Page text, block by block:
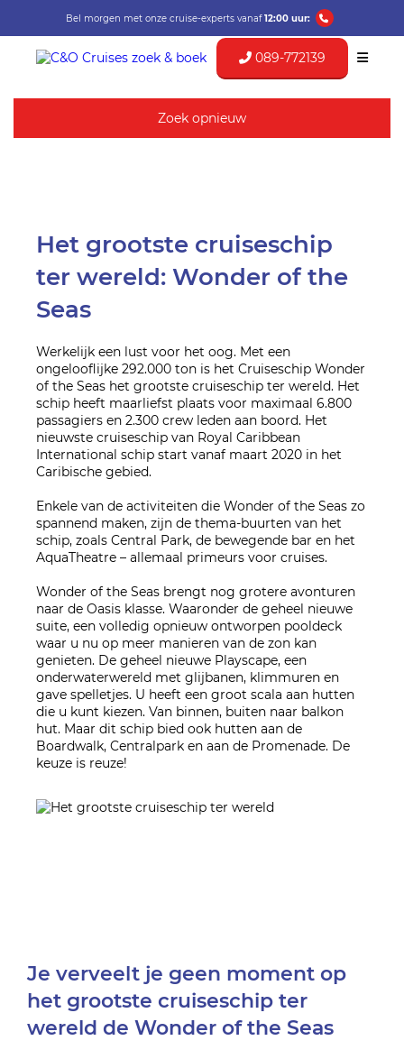
Bel morgen met onze cruise-experts vanaf12:00 uur:
089-772139
Zoek opnieuw
Het grootste cruiseschip
ter wereld: Wonder of the
Seas
Werkelijk een lust voor het oog. Met een
ongelooflijke 292.000 ton is het Cruiseschip Wonder
of the Seas het grootste cruiseschip ter wereld. Het
schip heeft maarliefst plaats voor maximaal 6.800
passagiers en 2.300 crew leden aan boord. Het
nieuwste cruiseschip van Royal Caribbean
International schip start vanaf maart 2020 in het
Caribische gebied.
Enkele van de activiteiten die Wonder of the Seas zo
spannend maken, zijn de thema-buurten van het
schip, zoals Central Park, de bewegende bar en het
AquaTheatre – allemaal primeurs voor cruises.
Wonder of the Seas brengt nog grotere avonturen
naar de Oasis klasse. Waaronder de geheel nieuwe
suite, een volledig opnieuw ontworpen pooldeck
waar u nu op meer manieren van de zon kan
genieten. De geheel nieuwe Playscape, een
onderwaterwereld met glijbanen, klimmuren en
gave spelletjes. U heeft een groot scala aan hutten
die u kunt kiezen. Van binnen, buiten naar balkon
hut. Maar dit schip bied ook hutten aan de
Boardwalk, Centralpark en aan de Promenade. De
keuze is reuze!
Je verveelt je geen moment op
het grootste cruiseschip ter
wereld de Wonder of the Seas